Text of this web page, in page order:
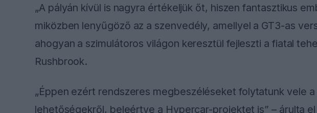
„A pályán kívül is nagyra értékeljük őt, hiszen fantasztikus
miközben lenyűgöző az a szenvedély, amellyel a GT3-as
ahogyan a szimulátoros világon keresztül fejleszti a fiatal
Rushbrook.
„Éppen ezért rendszeres megbeszéléseket folytatunk vele
lehetőségekről, beleértve a Hypercar-projektet is” – árulta